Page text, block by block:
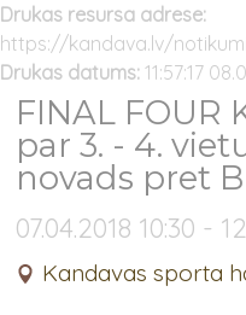
Drukas resursa adrese:
https://kandava.lv/
Drukas datums: 11:57:17
FINAL FOUR
par 3. - 4.
novads pret
07.04.2018 10:30 -
Kandavas sporta